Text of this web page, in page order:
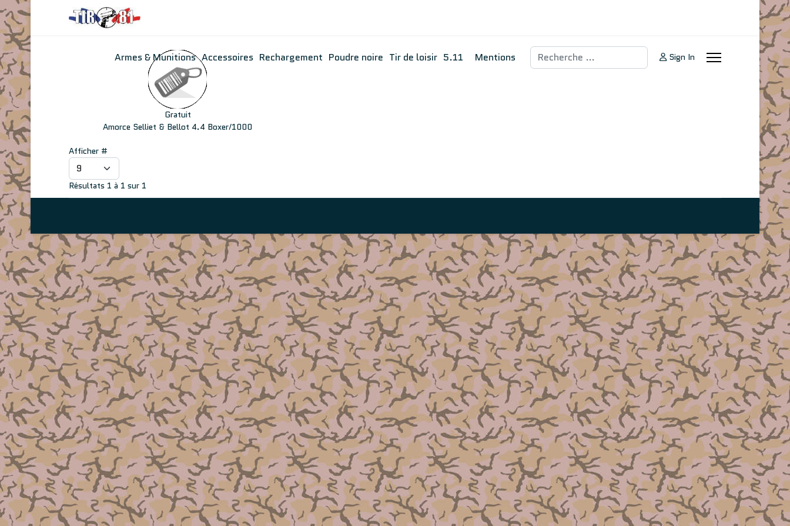
Armes & Munitions Accessoires Rechargement Poudre noire Tir de loisir 5.11 Mentions Rechercher Sign In
Gratuit
Amorce Selliet & Bellot 4.4 Boxer/1000
Afficher #
Résultats 1 à 1 sur 1